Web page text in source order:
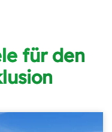
für den